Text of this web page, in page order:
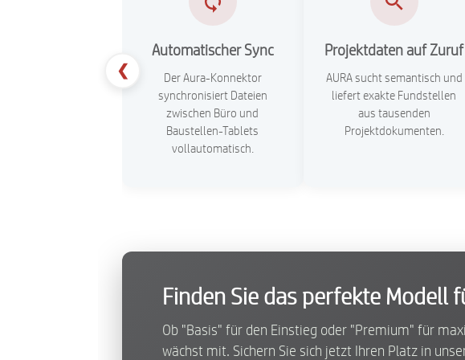
❮
Automatischer Sync
Der Aura-Konnektor
synchronisiert Dateien
zwischen Büro und
Baustellen-Tablets
vollautomatisch.
Projektdaten auf Zuruf
AURA sucht semantisch und
liefert exakte Fundstellen
aus tausenden
Projektdokumenten.
Finden Sie das perfekte Modell
Ob "Basis" für den Einstieg oder "Premium" für
wächst mit. Sichern Sie sich jetzt Ihren Platz in